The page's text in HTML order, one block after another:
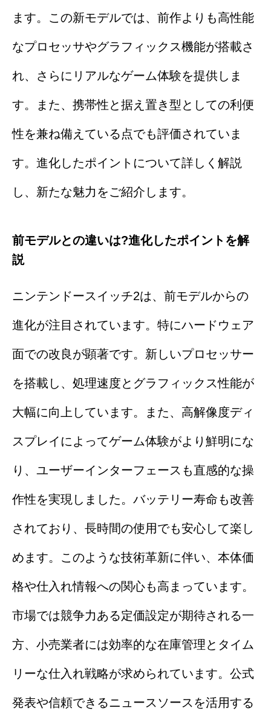
ます。この新モデルでは、前作よりも高性能
なプロセッサやグラフィックス機能が搭載さ
れ、さらにリアルなゲーム体験を提供しま
す。また、携帯性と据え置き型としての利便
性を兼ね備えている点でも評価されていま
す。進化したポイントについて詳しく解説
し、新たな魅力をご紹介します。
前モデルとの違いは?進化したポイントを解
説
ニンテンドースイッチ2は、前モデルからの
進化が注目されています。特にハードウェア
面での改良が顕著です。新しいプロセッサー
を搭載し、処理速度とグラフィックス性能が
大幅に向上しています。また、高解像度ディ
スプレイによってゲーム体験がより鮮明にな
り、ユーザーインターフェースも直感的な操
作性を実現しました。バッテリー寿命も改善
されており、長時間の使用でも安心して楽し
めます。このような技術革新に伴い、本体価
格や仕入れ情報への関心も高まっています。
市場では競争力ある定価設定が期待される一
方、小売業者には効率的な在庫管理とタイム
リーな仕入れ戦略が求められています。公式
発表や信頼できるニュースソースを活用する